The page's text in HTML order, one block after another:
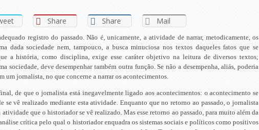
Share Share Mail
registro do passado. Não é, unicamente, a atividade de narrar, metodicamente, os
dada sociedade nem, tampouco, a busca minuciosa nos textos daqueles fatos que se
a história, como disciplina, exige esse caráter objetivo na leitura de diversos textos;
sociedade, deve desempenhar também outra função. Se não a desempenha, aliás, poderia
um jornalista, no que concerne a narrar os acontecimentos.
de que o jornalista está inegavelmente ligado aos acontecimentos: o acontecimento se
se vê realizado mediante esta atividade. Enquanto que no retorno ao passado, o jornalista
que o historiador se vê realizado. Mas esse retorno ao passado, para muito além da
crítica pelo qual o historiador enquadra os sistemas sociais e políticos como positivos